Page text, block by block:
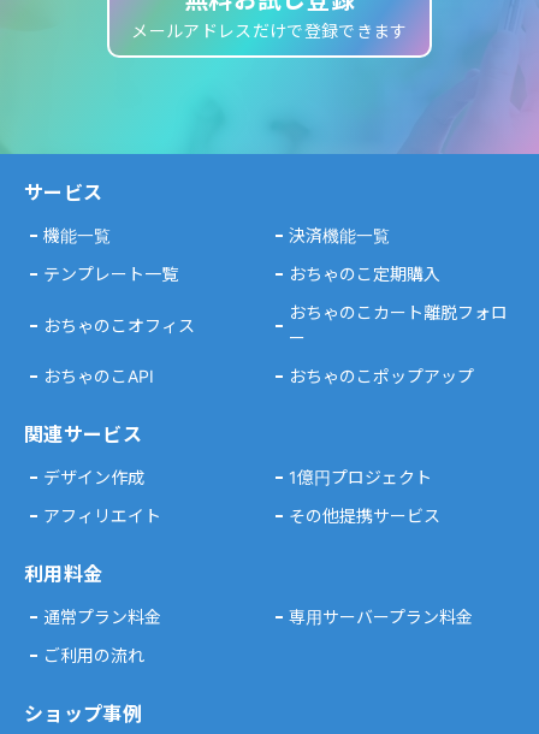
メールアドレスだけで登録できます
サービス
機能一覧
決済機能一覧
テンプレート一覧
おちゃのこ定期購入
おちゃのこオフィス
おちゃのこカート離脱フォロ
ー
おちゃのこAPI
おちゃのこポップアップ
関連サービス
デザイン作成
1億円プロジェクト
アフィリエイト
その他提携サービス
利用料金
通常プラン料金
専用サーバープラン料金
ご利用の流れ
ショップ事例